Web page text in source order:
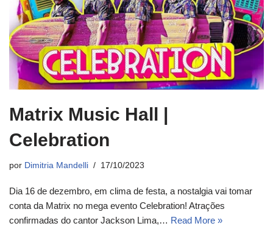
Matrix Music Hall |
Celebration
por Dimitria Mandelli 17/10/2023
Dia 16 de dezembro, em clima de festa, a nostalgia vai tomar
conta da Matrix no mega evento Celebration! Atrações
confirmadas do cantor Jackson Lima,… Read More »